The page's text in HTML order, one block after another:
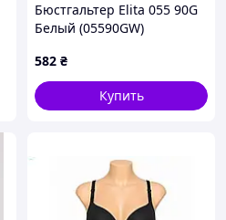
Бюстгальтер Elita 055 90G
Белый (05590GW)
582 ₴
Купить